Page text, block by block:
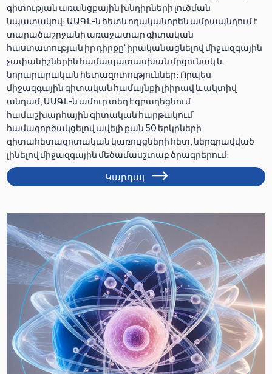
գիտության առանցքային խնդիրների լուծման
նպատակով։ ԱԱԳԼ-ն հետևողականորեն ամրապնդում է
տարածաշրջանի առաջատար գիտական
հաստատության իր դիրքը՝ իրականացնելով միջազգային
չափանիշներին համապատասխան մրցունակ և
նորարարական հետազոտություններ։ Որպես
միջազգային գիտական համայնքի լիիրավ և ակտիվ
անդամ, ԱԱԳԼ-ն ամուր տեղ է զբաղեցնում
համաշխարհային գիտական հարթակում՝
համագործակցելով ավելի քան 50 երկրների
գիտահետազոտական կառույցների հետ, ներգրավված
լինելով միջազգային մեծամասշտաբ ծրագրերում։
Կարդալ